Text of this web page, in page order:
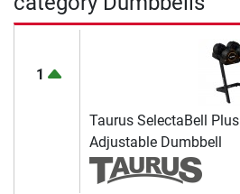
1
Taurus SelectaBell Plus
Adjustable Dumbbell